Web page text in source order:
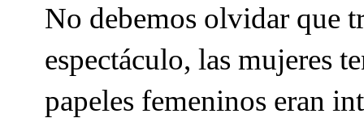
No debemos olvidar que
espectáculo, las mujeres
papeles femeninos eran